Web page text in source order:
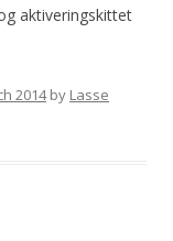
aktiveringskittet
2014by Lasse